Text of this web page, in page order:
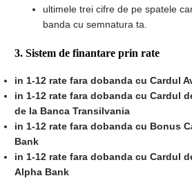
ultimele trei cifre de pe spatele
banda cu semnatura ta.
3. Sistem de finantare prin rate
in 1-12 rate fara dobanda cu Cardul
in 1-12 rate fara dobanda cu Cardul
de la Banca Transilvania
in 1-12 rate fara dobanda cu Bonus
Bank
in 1-12 rate fara dobanda cu Cardul
Alpha Bank